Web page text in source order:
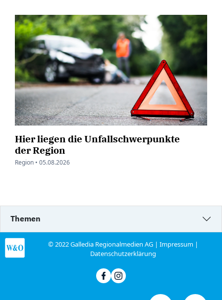
Hier liegen die Unfallschwerpunkte
der Region
Region • 05.08.2026
Themen
© 2022 Galledia Regionalmedien AG |Impressum |
Datenschutzerklärung